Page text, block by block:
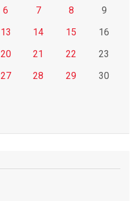
6 7 8
9
13 14 15
16
20 21 22
23
27 28 29
30